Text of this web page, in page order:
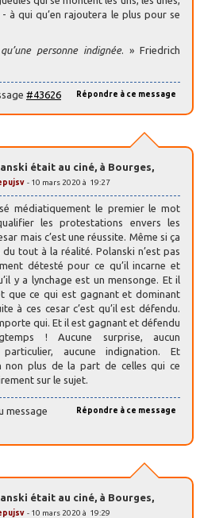
à qui qu’en rajoutera le plus pour se
personne indignée. » Friedrich
Répondre à ce message
#43626
était au ciné, à Bourges,
- 10 mars 2020 à 19:27
médiatiquement le premier le mot
les protestations envers les
mais c’est une réussite. Même si ça
tout à la réalité. Polanski n’est pas
détesté pour ce qu’il incarne et
y a lynchage est un mensonge. Et il
que ce qui est gagnant et dominant
à ces cesar c’est qu’il est défendu.
qui. Et il est gagnant et défendu
! Aucune surprise, aucun
particulier, aucune indignation. Et
non plus de la part de celles qui ce
sur le sujet.
Répondre à ce message
message
était au ciné, à Bourges,
- 10 mars 2020 à 19:29